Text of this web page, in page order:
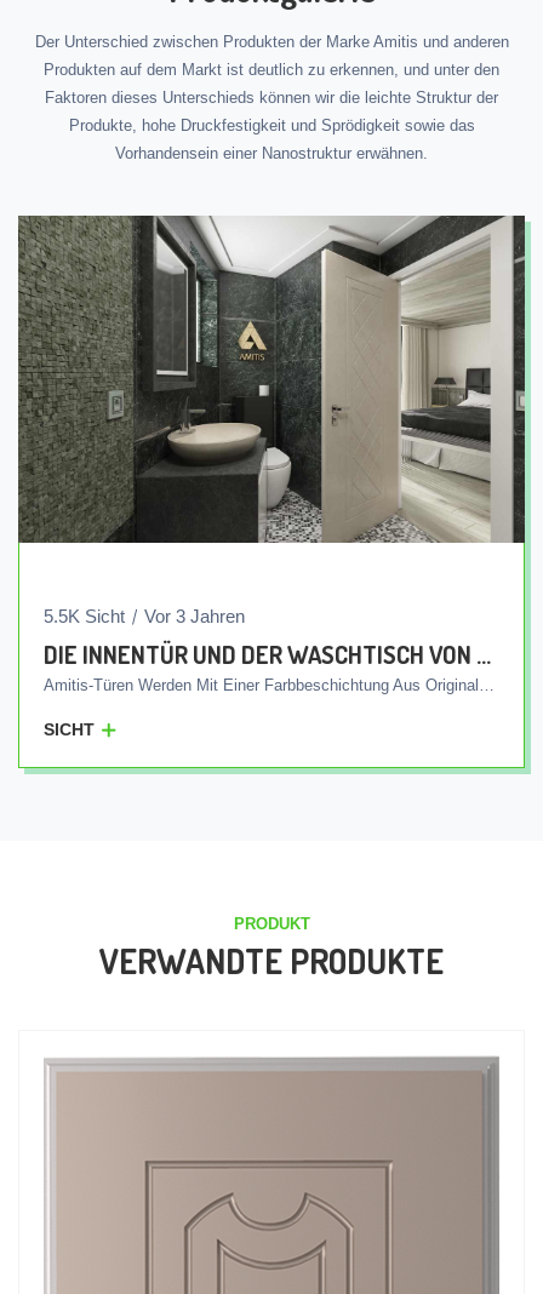
Der Unterschied zwischen Produkten der Marke Amitis und anderen
Produkten auf dem Markt ist deutlich zu erkennen, und unter den
Faktoren dieses Unterschieds können wir die leichte Struktur der
Produkte, hohe Druckfestigkeit und Sprödigkeit sowie das
Vorhandensein einer Nanostruktur erwähnen.
5.5K Sicht Vor 3 Jahren
DIE INNENTÜR UND DER WASCHTISCH VON AMITIS SIND EINE KOMBINATION AUS SCHÖNHEIT UND FUNKTIONALITÄT FÜR IHR ZUHAUSE
Amitis-Türen Werden Mit Einer Farbbeschichtung Aus Originalpigmenten In Einer Dicke Von 3 Bis 5 Mm Lackiert, Um Die Qualität Und Haltbarkeit Der Produkte Darzustellen. Eines Der Offensichtlichsten Merkmale Dieses Produkts Besteht Darin, Dass Durch Die Entstehung Von Linien Und Kratzern Auf Allen Türen Von Amitis-Markenprodukten Diese Mit Nur Einem Poliervorgang Leicht Verschwinden Und Die Türreparaturen Von Amitis-Experten Ohne Notwendigkeit An Derselben Stelle Durchgeführt Werden Können Sich Auf Die Fabrik Zu Beziehen. Es Bereitet Den Käufern Keine Probleme. Amitis-Türen Haben In Villen Und Außenbereichen Eine Hohe Leistung Gezeigt, Da Sie Aufgrund Der Vorhandenen Wärmedämmung Verhindern, Dass Außenluft In Die Umgebung Gelangt. Die Innentüren Von Amitis Verfügen Über Einen Akustischen Modus, Sodass Die Innengeräusche Nicht An Die Außenumgebung Dringen. In Therapeutischen Räumen Wird Der Einsatz Dieser Art Von Türen Sehr Geschätzt.
SICHT
PRODUKT
VERWANDTE PRODUKTE